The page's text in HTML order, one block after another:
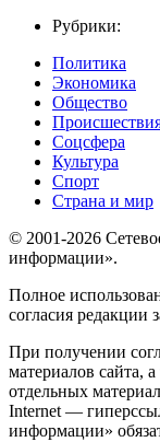
Рубрики:
Политика
Экономика
Общество
Соцсфера
Культура
Спорт
Страна и мир
© 2001-2026
информации».
Полное
согласия редакции
При получении
материалов сайта,
отдельных
Internet —
информации»